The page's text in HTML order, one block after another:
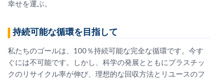
幸せを運ぶ。
持続可能な循環を目指して
私たちのゴールは、100％持続可能な完全な循環です。今す
ぐには不可能です。しかし、科学の発展とともにプラスチッ
クのリサイクル率が伸び、理想的な回収方法とリユースのフ